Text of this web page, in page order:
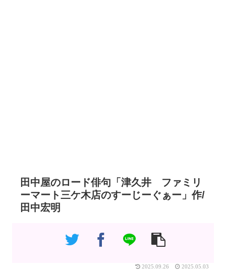
田中屋のロード俳句「津久井 ファミリ
ーマート三ケ木店のすーじーぐぁー」作/
田中宏明
2025.09.26 2025.05.03